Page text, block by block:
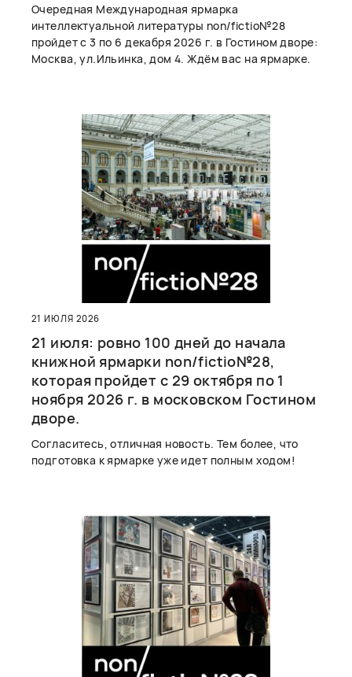
Очередная Международная ярмарка
интеллектуальной литературы non/fictio№28
пройдет с 3 по 6 декабря 2026 г. в Гостином дворе:
Москва, ул.Ильинка, дом 4. Ждём вас на ярмарке.
21 ИЮЛЯ 2026
21 июля: ровно 100 дней до начала
книжной ярмарки non/fictio№28,
которая пройдет с 29 октября по 1
ноября 2026 г. в московском Гостином
дворе.
Согласитесь, отличная новость. Тем более, что
подготовка к ярмарке уже идет полным ходом!